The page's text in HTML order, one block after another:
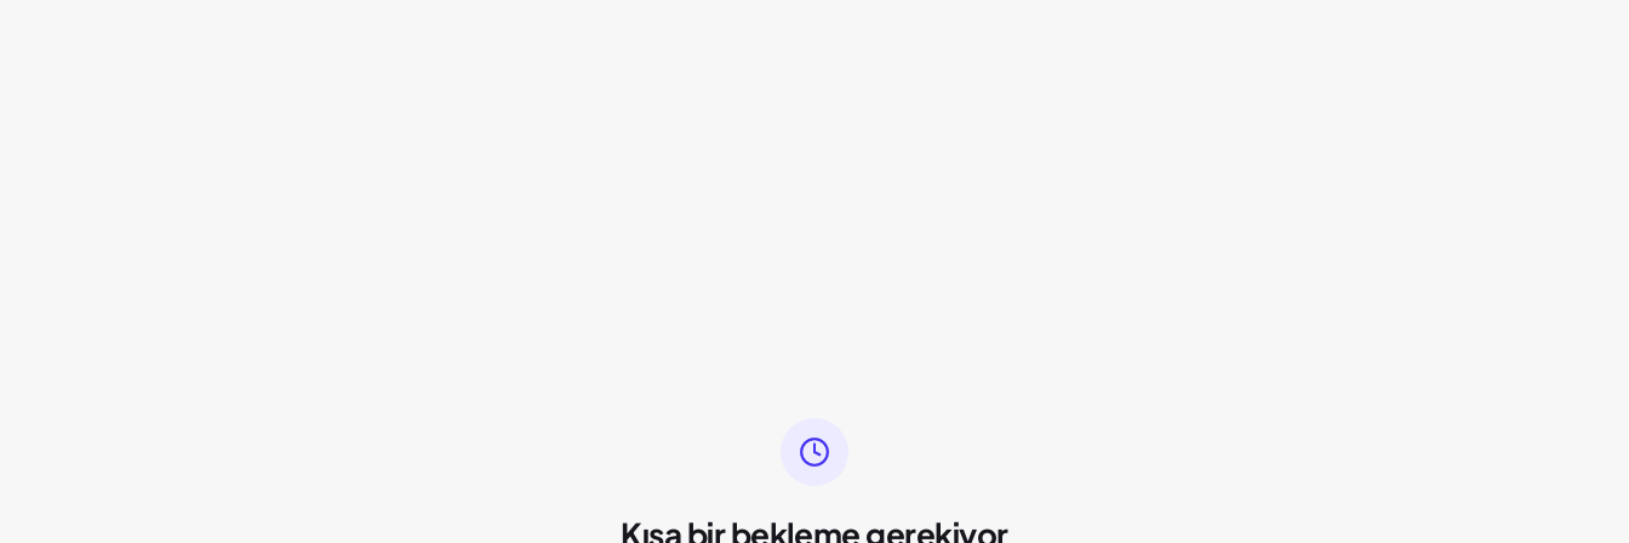
Kısa bir bekleme gerekiyor